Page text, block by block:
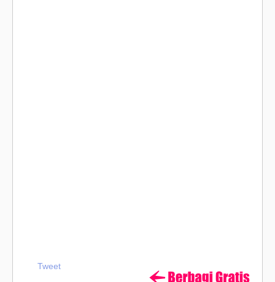
Tweet